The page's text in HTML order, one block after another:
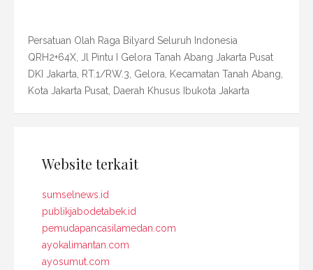
Persatuan Olah Raga Bilyard Seluruh Indonesia
QRH2+64X, Jl Pintu I Gelora Tanah Abang Jakarta Pusat
DKI Jakarta, RT.1/RW.3, Gelora, Kecamatan Tanah Abang,
Kota Jakarta Pusat, Daerah Khusus Ibukota Jakarta
Website terkait
sumselnews.id
publikjabodetabek.id
pemudapancasilamedan.com
ayokalimantan.com
ayosumut.com